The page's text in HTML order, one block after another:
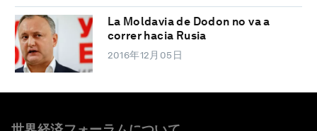
La Moldavia de Dodon no va a
correr hacia Rusia
2016年12月05日